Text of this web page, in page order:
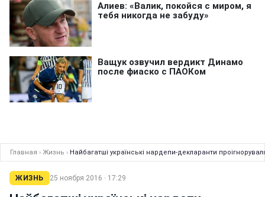
Главная › Жизнь › Найбагатші українські нардепи-декларанти
ЖИЗНЬ 25 ноября 2016 · 17:29